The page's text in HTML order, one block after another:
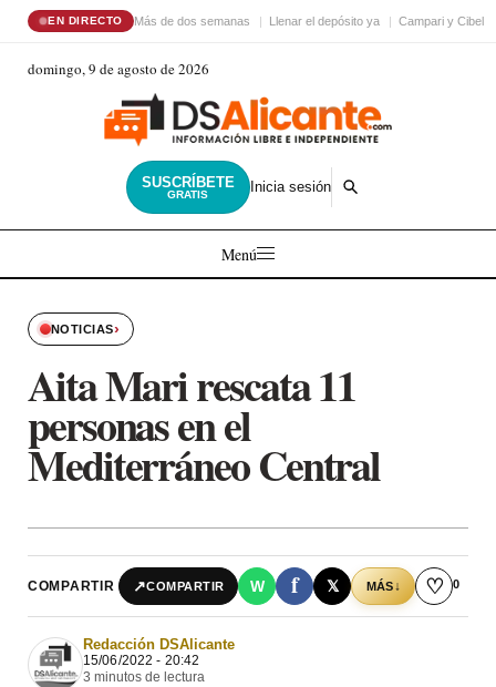
EN DIRECTO Más de dos semanas Llenar el depósito ya Campari y
domingo, 9 de agosto de 2026
SUSCRÍBETE
GRATIS Inicia sesión
Menú
NOTICIAS›
Aita Mari rescata 11
personas en el
Mediterráneo Central
COMPARTIR ↗COMPARTIR W f 𝕏 MÁS↓ ♡ 0
Redacción DSAlicante
15/06/2022 - 20:42
3 minutos de lectura